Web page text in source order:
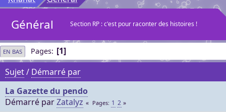
Général Section RP : c'est pour raconter des histoires !
EN BAS Pages
1
Sujet/ Démarré par
La Gazette du pendo
Démarré parZatalyz Pages 1 2